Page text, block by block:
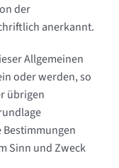
der
anerkannt.
Allgemeinen
oder werden, so
übrigen
Bestimmungen
Sinn und Zweck